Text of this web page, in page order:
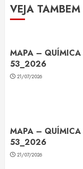
VEJA TAMBEM
MAPA –
53_2026
21/07/2026
MAPA – QUÍMICA
53_2026
21/07/2026